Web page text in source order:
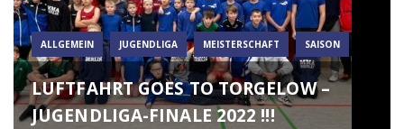
ALLGEMEIN JUGENDLIGA MEISTERSCHAFT SAISON
LUFTFAHRT GOES TO TORGELOW –
JUGENDLIGA-FINALE 2022 !!!